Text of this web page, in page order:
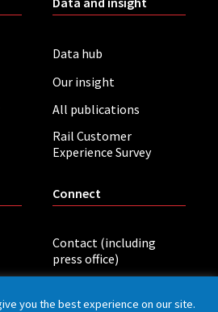
Data hub
Our insight
All publications
Rail Customer
Experience Survey
Connect
Contact (including
press office)
you the best experience on our site.